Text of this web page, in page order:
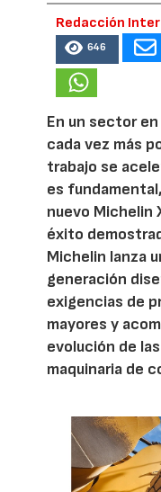
Redacción
646
En un sector
cada vez más
trabajo se
es fundamental,
nuevo Michelin
éxito
Michelin lanza
generación
exigencias de
mayores y
evolución de
maquinaria de